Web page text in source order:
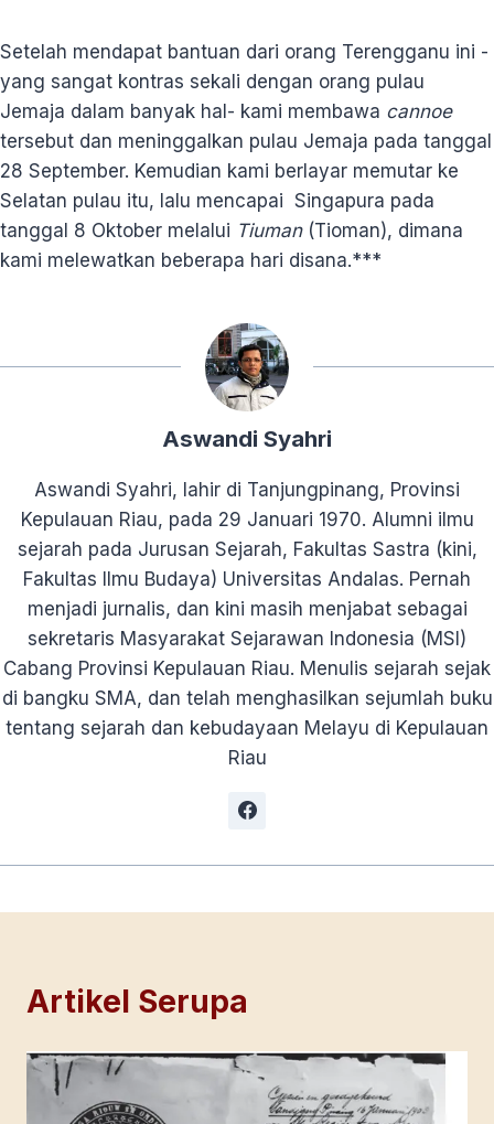
Setelah mendapat bantuan dari orang Terengganu ini -
yang sangat kontras sekali dengan orang pulau
Jemaja dalam banyak hal- kami membawa cannoe
tersebut dan meninggalkan pulau Jemaja pada tanggal
28 September. Kemudian kami berlayar memutar ke
Selatan pulau itu, lalu mencapai Singapura pada
tanggal 8 Oktober melalui Tiuman(Tioman), dimana
kami melewatkan beberapa hari disana.***
Aswandi Syahri
Aswandi Syahri, lahir di Tanjungpinang, Provinsi
Kepulauan Riau, pada 29 Januari 1970. Alumni ilmu
sejarah pada Jurusan Sejarah, Fakultas Sastra (kini,
Fakultas Ilmu Budaya) Universitas Andalas. Pernah
menjadi jurnalis, dan kini masih menjabat sebagai
sekretaris Masyarakat Sejarawan Indonesia (MSI)
Cabang Provinsi Kepulauan Riau. Menulis sejarah sejak
di bangku SMA, dan telah menghasilkan sejumlah buku
tentang sejarah dan kebudayaan Melayu di Kepulauan
Riau
Artikel Serupa